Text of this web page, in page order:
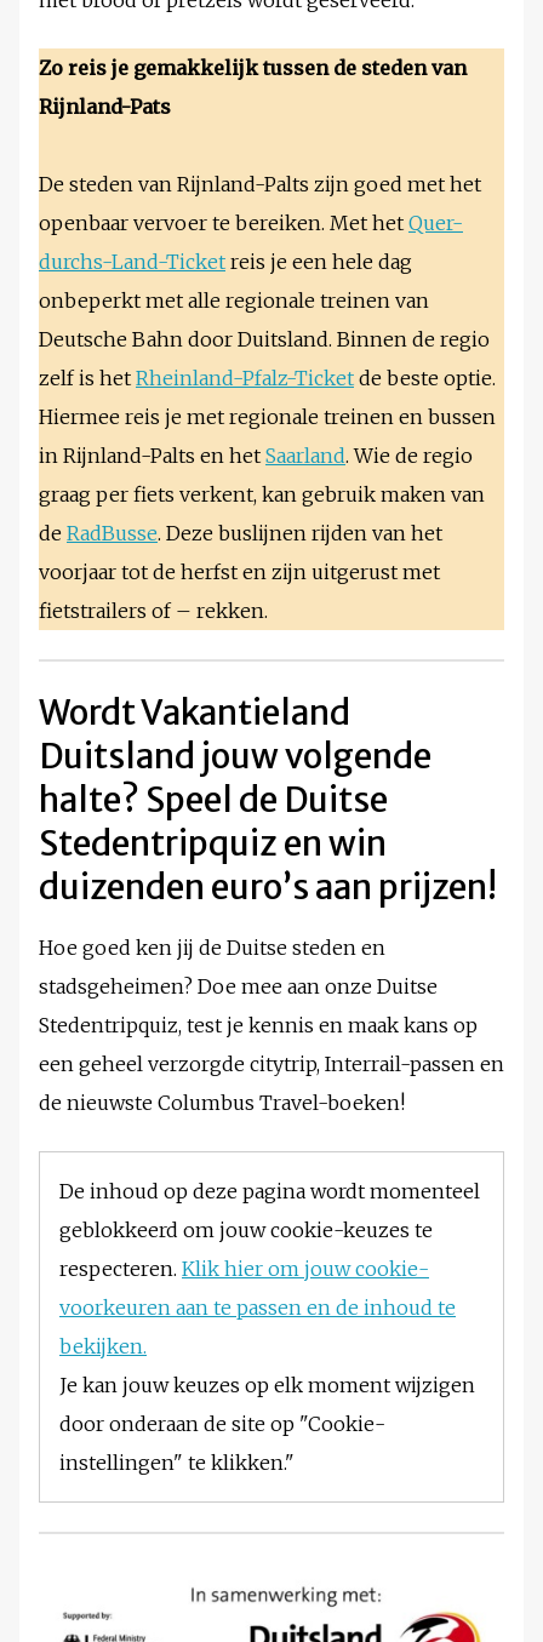
Zo reis je gemakkelijk tussen de steden van
Rijnland-Pats
De steden van Rijnland-Palts zijn goed met het
openbaar vervoer te bereiken. Met het Quer-
durchs-Land-Ticket reis je een hele dag
onbeperkt met alle regionale treinen van
Deutsche Bahn door Duitsland. Binnen de regio
zelf is het Rheinland-Pfalz-Ticket de beste optie.
Hiermee reis je met regionale treinen en bussen
in Rijnland-Palts en het Saarland. Wie de regio
graag per fiets verkent, kan gebruik maken van
de RadBusse. Deze buslijnen rijden van het
voorjaar tot de herfst en zijn uitgerust met
fietstrailers of – rekken.
Wordt Vakantieland
Duitsland jouw volgende
halte? Speel de Duitse
Stedentripquiz en win
duizenden euro’s aan prijzen!
Hoe goed ken jij de Duitse steden en
stadsgeheimen? Doe mee aan onze Duitse
Stedentripquiz, test je kennis en maak kans op
een geheel verzorgde citytrip, Interrail-passen en
de nieuwste Columbus Travel-boeken!
De inhoud op deze pagina wordt momenteel
geblokkeerd om jouw cookie-keuzes te
respecteren. Klik hier om jouw cookie-
voorkeuren aan te passen en de inhoud te
bekijken.
Je kan jouw keuzes op elk moment wijzigen
door onderaan de site op "Cookie-
instellingen" te klikken."